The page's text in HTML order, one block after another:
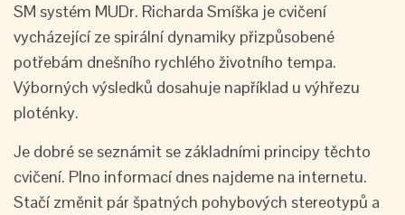
SM systém MUDr. Richarda Smíška je cvičení
vycházející ze spirální dynamiky přizpůsobené
potřebám dnešního rychlého životního tempa.
Výborných výsledků dosahuje například u výhřezu
ploténky.
Je dobré se seznámit se základními principy těchto
cvičení. Plno informací dnes najdeme na internetu.
Stačí změnit pár špatných pohybových stereotypů a